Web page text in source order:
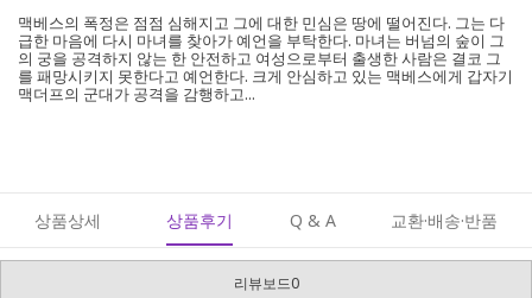
맥베스의 폭정은 점점 심해지고 그에 대한 민심은 땅에 떨어진다. 그는 다
급한 마음에 다시 마녀를 찾아가 예언을 부탁한다. 마녀는 버넘의 숲이 그
의 궁을 공격하지 않는 한 안전하고 여성으로부터 출생한 사람은 결코 그
를 패망시키지 못한다고 예언한다. 크게 안심하고 있는 맥베스에게 갑자기
맥더프의 군대가 공격을 감행하고...
상품상세 상품후기 Q & A 교환·배송·반품
리뷰보드0